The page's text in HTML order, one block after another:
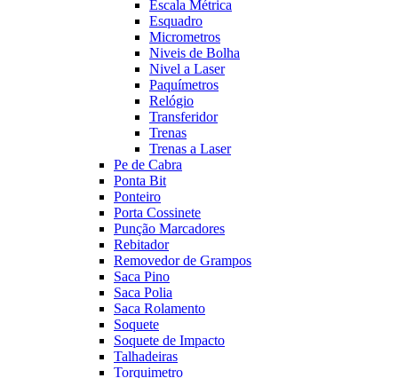
Escala Métrica
Esquadro
Micrometros
Niveis de Bolha
Nivel a Laser
Paquímetros
Relógio
Transferidor
Trenas
Trenas a Laser
Pe de Cabra
Ponta Bit
Ponteiro
Porta Cossinete
Punção Marcadores
Rebitador
Removedor de Grampos
Saca Pino
Saca Polia
Saca Rolamento
Soquete
Soquete de Impacto
Talhadeiras
Torquimetro